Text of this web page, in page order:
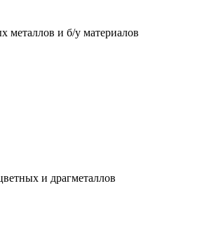
металлов и б/у материалов
и драгметаллов